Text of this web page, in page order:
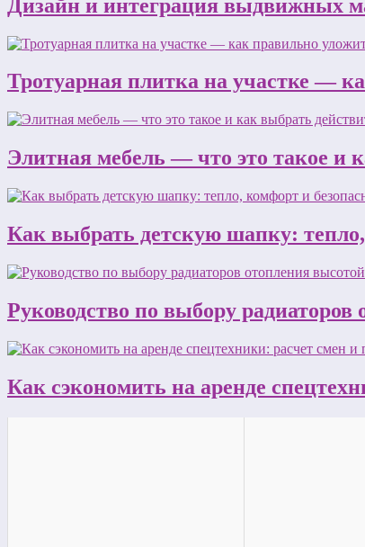
Дизайн и интеграция выдвижных
Тротуарная плитка на участке —
Элитная мебель — что это такое и
Как выбрать детскую шапку:
Руководство по выбору
Как сэкономить на аренде